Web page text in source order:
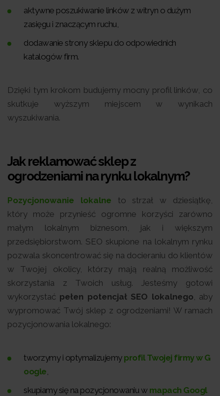
aktywne poszukiwanie linków z witryn o dużym
zasięgu i znaczącym ruchu,
dodawanie strony sklepu do odpowiednich
katalogów firm.
Dzięki tym krokom budujemy mocny profil linków, co
skutkuje wyższym miejscem w wynikach
wyszukiwania.
Jak reklamować sklep z
ogrodzeniami na rynku lokalnym?
Pozycjonowanie lokalne to strzał w dziesiątkę,
który może przynieść ogromne korzyści zarówno
małym lokalnym biznesom, jak i większym
przedsiębiorstwom. SEO skupione na lokalnym rynku
pozwala skoncentrować się na docieraniu do klientów
w Twojej okolicy, którzy mają realną możliwość
skorzystania z Twoich usług. Jesteśmy gotowi
wykorzystać pełen potencjał SEO lokalnego , aby
wypromować Twój sklep z ogrodzeniami! W ramach
pozycjonowania lokalnego:
tworzymy i optymalizujemy profil Twojej firmy w G
oogle
skupiamy się na pozycjonowaniu w mapach Googl